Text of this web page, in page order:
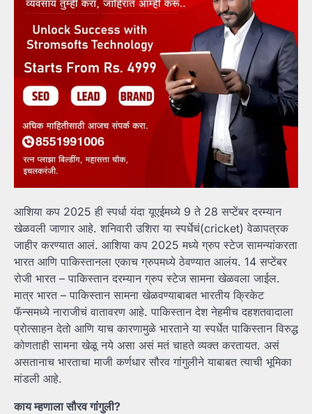
आशिया कप 2025 ही स्पर्धा यंदा यूएईमध्ये 9 ते 28 सप्टेंबर दरम्यान
खेळवली जाणार आहे. शनिवारी उशिरा या स्पर्धेचं(cricket) वेळापत्रक
जाहीर करण्यात आलं. आशिया कप 2025 मध्ये ग्रुप स्टेज सामन्यांकरता
भारत आणि पाकिस्तानला एकाच ग्रुपमध्ये ठेवण्यात आलंय. 14 सप्टेंबर
रोजी भारत – पाकिस्तान दरम्यान ग्रुप स्टेज सामना खेळवला जाईल.
मात्र भारत – पाकिस्तान सामना खेळवण्याबाबत भारतीय क्रिकेट
फॅन्समध्ये नाराजीचं वातावरण आहे. पाकिस्तान देश नेहमीच दहशतवादाला
प्रोत्साहन देतो आणि याच कारणामुळे भारताने या स्पर्धेत पाकिस्तान विरुद्ध
कोणताही सामना खेळू नये असा असं मतं चाहते व्यक्त करतायत. असं
असतानाच भारताचा माजी कर्णधार सौरव गांगुलीने याबाबत त्याची भूमिका
मांडली आहे.
काय म्हणाला सौरव गांगुली?